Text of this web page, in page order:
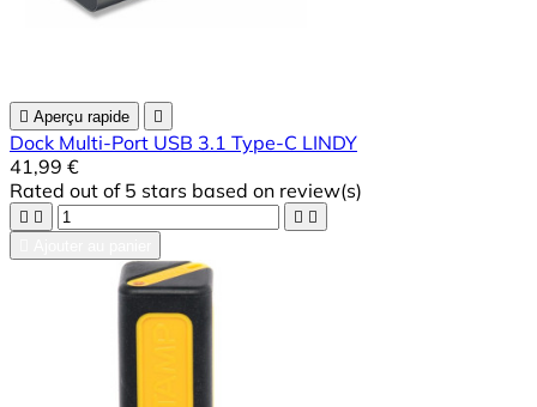
 Aperçu rapide 
Dock Multi-Port USB 3.1 Type-C LINDY
41,99 €
Rated out of 5 stars based on review(s)
   